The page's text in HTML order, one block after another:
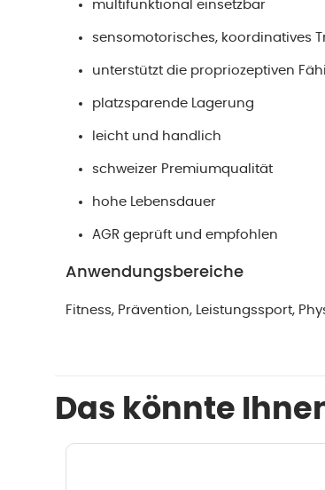
multifunktional einsetzbar
sensomotorisches, koordinatives
unterstützt die propriozeptiven
platzsparende Lagerung
leicht und handlich
schweizer Premiumqualität
hohe Lebensdauer
AGR geprüft und empfohlen
Anwendungsbereiche
Fitness, Prävention, Leistungssport,
Das könnte